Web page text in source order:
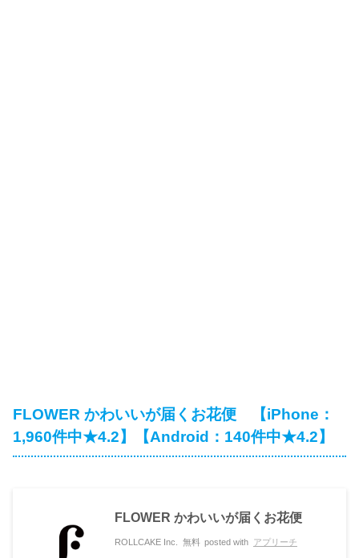
FLOWER かわいいが届くお花便 【iPhone：
1,960件中★4.2】【Android：140件中★4.2】
FLOWER かわいいが届くお花便
ROLLCAKE Inc. 無料 posted with アプリーチ